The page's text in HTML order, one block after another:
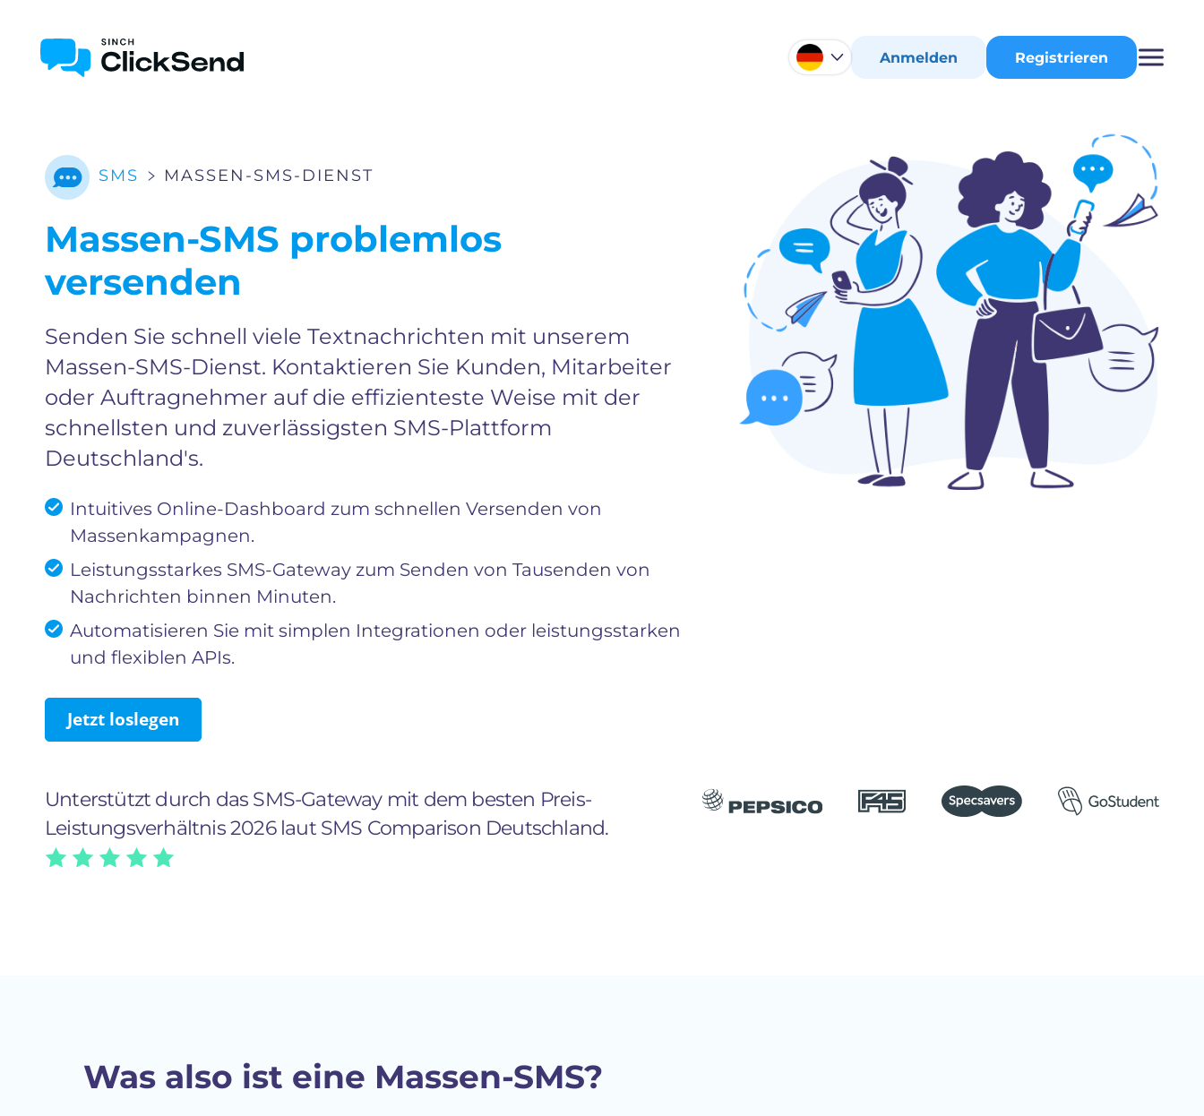
Anmelden Registrieren
SMS MASSEN-SMS-DIENST
Massen-SMS problemlos
versenden
Senden Sie schnell viele Textnachrichten mit unserem
Massen-SMS-Dienst. Kontaktieren Sie Kunden, Mitarbeiter
oder Auftragnehmer auf die effizienteste Weise mit der
schnellsten und zuverlässigsten SMS-Plattform
Deutschland's.
Jetzt loslegen
Intuitives Online-Dashboard zum schnellen Versenden von
Massenkampagnen.
Leistungsstarkes SMS-Gateway zum Senden von Tausenden von
Nachrichten binnen Minuten.
Automatisieren Sie mit simplen Integrationen oder leistungsstarken
und flexiblen APIs.
Unterstützt durch das SMS-Gateway mit dem besten Preis-
Leistungsverhältnis 2026 laut SMS Comparison Deutschland.
Was also ist eine Massen-SMS?